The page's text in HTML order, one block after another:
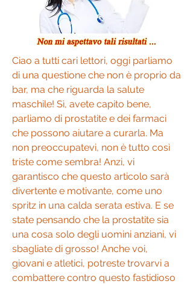
Ciao a tutti cari lettori, oggi parliamo
di una questione che non è proprio da
bar, ma che riguarda la salute
maschile! Sì, avete capito bene,
parliamo di prostatite e dei farmaci
che possono aiutare a curarla. Ma
non preoccupatevi, non è tutto così
triste come sembra! Anzi, vi
garantisco che questo articolo sarà
divertente e motivante, come uno
spritz in una calda serata estiva. E se
state pensando che la prostatite sia
una cosa solo degli uomini anziani, vi
sbagliate di grosso! Anche voi,
giovani e atletici, potreste trovarvi a
combattere contro questo fastidioso